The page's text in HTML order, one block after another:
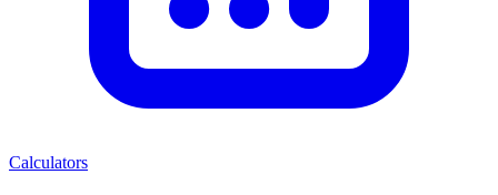
Calculators